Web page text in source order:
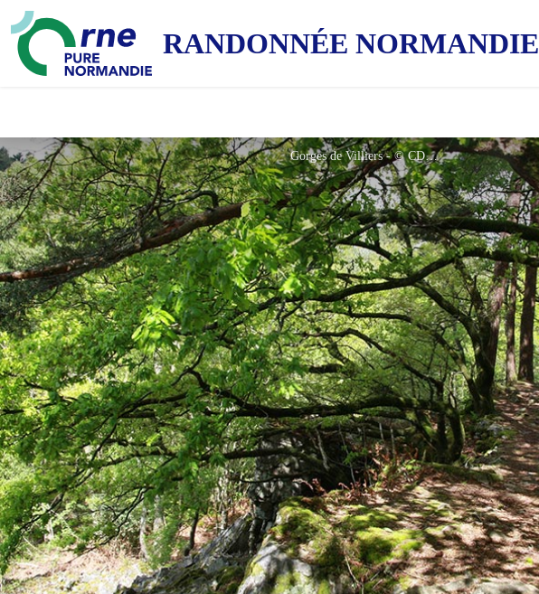
RANDONNÉE NORMANDIE
Gorges de Villiers - © CD 61